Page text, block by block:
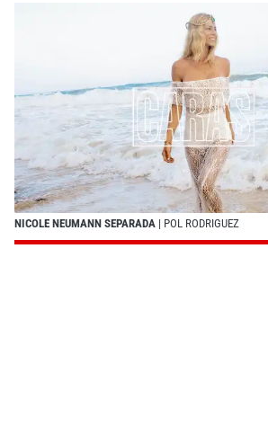
NICOLE NEUMANN SEPARADA | POL RODRIGUEZ